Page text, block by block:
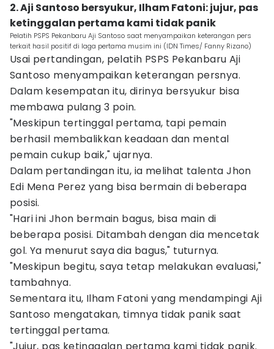
2. Aji Santoso bersyukur, Ilham Fatoni: jujur, pas
ketinggalan pertama kami tidak panik
Pelatih PSPS Pekanbaru Aji Santoso saat menyampaikan keterangan pers
terkait hasil positif di laga pertama musim ini (IDN Times/ Fanny Rizano)
Usai pertandingan, pelatih PSPS Pekanbaru Aji
Santoso menyampaikan keterangan persnya.
Dalam kesempatan itu, dirinya bersyukur bisa
membawa pulang 3 poin.
"Meskipun tertinggal pertama, tapi pemain
berhasil membalikkan keadaan dan mental
pemain cukup baik," ujarnya.
Dalam pertandingan itu, ia melihat talenta Jhon
Edi Mena Perez yang bisa bermain di beberapa
posisi.
"Hari ini Jhon bermain bagus, bisa main di
beberapa posisi. Ditambah dengan dia mencetak
gol. Ya menurut saya dia bagus," tuturnya.
"Meskipun begitu, saya tetap melakukan evaluasi,"
tambahnya.
Sementara itu, Ilham Fatoni yang mendampingi Aji
Santoso mengatakan, timnya tidak panik saat
tertinggal pertama.